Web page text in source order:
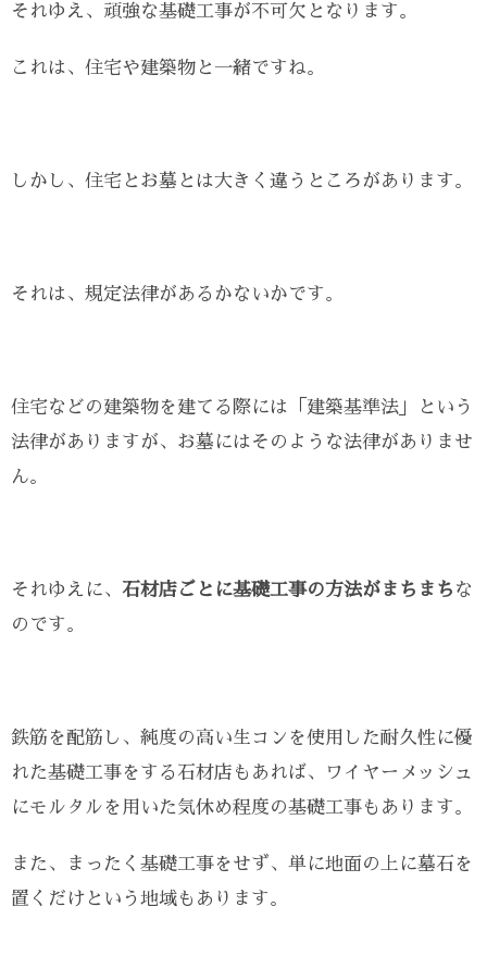
それゆえ、頑強な基礎工事が不可欠となります。
これは、住宅や建築物と一緒ですね。
しかし、住宅とお墓とは大きく違うところがあります。
それは、規定法律があるかないかです。
住宅などの建築物を建てる際には「建築基準法」という
法律がありますが、お墓にはそのような法律がありませ
ん。
それゆえに、 石材店ごとに基礎工事の方法がまちまち な
のです。
鉄筋を配筋し、純度の高い生コンを使用した耐久性に優
れた基礎工事をする石材店もあれば、ワイヤーメッシュ
にモルタルを用いた気休め程度の基礎工事もあります。
また、まったく基礎工事をせず、単に地面の上に墓石を
置くだけという地域もあります。